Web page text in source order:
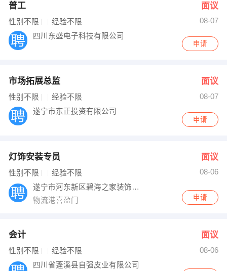
普工 面议
性别不限 经验不限
08-07
四川东盛电子科技有限公司
申请
市场拓展总监 面议
性别不限 经验不限
08-07
遂宁市东正投资有限公司
申请
灯饰安装专员 面议
性别不限 经验不限
08-06
遂宁市河东新区碧海之家装饰材料经营部
物流港喜盈门
申请
会计 面议
性别不限 经验不限
08-06
四川省蓬溪县自强皮业有限公司